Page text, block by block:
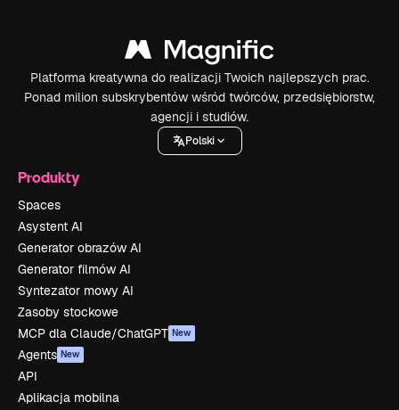
Platforma kreatywna do realizacji Twoich najlepszych prac.
Ponad milion subskrybentów wśród twórców, przedsiębiorstw,
agencji i studiów.
Polski
Produkty
Spaces
Asystent AI
Generator obrazów AI
Generator filmów AI
Syntezator mowy AI
Zasoby stockowe
MCP dla Claude/ChatGPT New
Agents New
API
Aplikacja mobilna